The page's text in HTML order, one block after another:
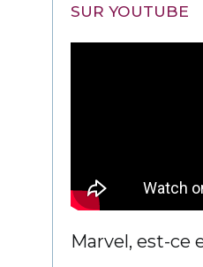
SUR YOUTUBE
Marvel, est-ce